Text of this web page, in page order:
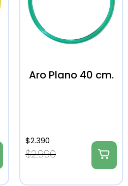
Aro Plano 40 cm.
$2.990
$2.390